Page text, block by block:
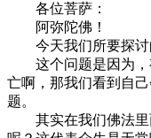
各位菩萨：
阿弥陀佛！
今天我们所要探讨
这个问题是因为，有
亡啊，那我们看到自
题。
其实在我们佛法里面